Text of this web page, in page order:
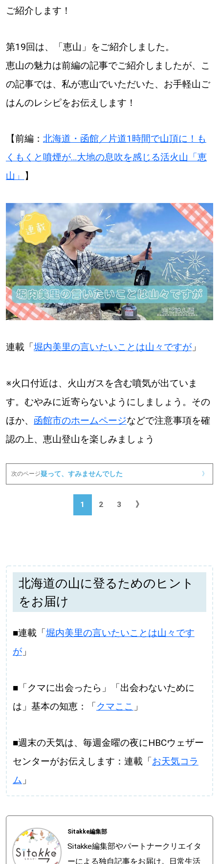
運営会社 広告掲載
閉じる
道東
KEYWORD キーワード
Sitakke編集部あい
Sitakke編集部 IKU
【暮らしの知恵を身につけたい】
【札幌のお気に入りを見つけたい】
【道央のお気に入りを見つけたい】
【道北のお気に入りを見つけたい】
【道東のお気に入りを見つけたい】
ご紹介します！
第19回は、「恵山」をご紹介しました。
恵山の魅力は前編の記事でご紹介しましたが、こ
の記事では、私が恵山でいただいた、お手軽山ご
はんのレシピをお伝えします！
【前編： 北海道・函館／片道1時間で山頂に！も
くもくと噴煙が…大地の息吹を感じる活火山「恵
山」
】
連載「堀内美里の言いたいことは山々ですが」
※火口付近は、火山ガスを含む噴気が出ていま
す。むやみに近寄らないようにしましょう。その
ほか、 函館市のホームページなどで注意事項を確
認の上、恵山登山を楽しみましょう
次のページ疑って、すみませんでした 》
1 2 3 》
北海道の山に登るためのヒント
をお届け
■連載「堀内美里の言いたいことは山々です
が」
■「クマに出会ったら」「出会わないために
は」基本の知恵：「クマここ 」
■週末の天気は、毎週金曜の夜にHBCウェザー
センターがお伝えします：連載「お天気コラ
ム 」
Sitakke編集部
Sitakke編集部やパートナークリエイタ
ーによる独自記事をお届け。日常生活